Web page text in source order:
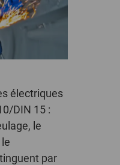
électriques
DIN 15 :
le
par